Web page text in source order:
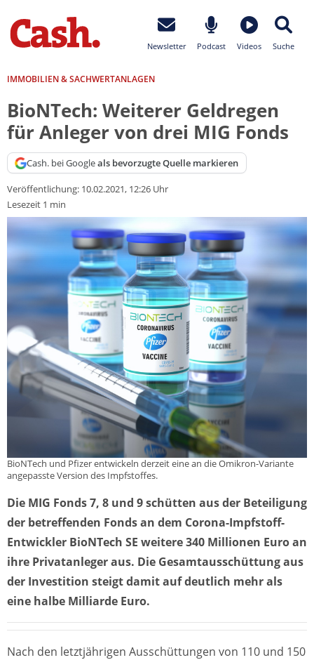
Newsletter Podcast Videos Suche
IMMOBILIEN & SACHWERTANLAGEN
BioNTech: Weiterer Geldregen
für Anleger von drei MIG Fonds
Cash. bei Googleals bevorzugte Quelle markieren
Veröffentlichung: 10.02.2021, 12:26 Uhr
Lesezeit 1 min
BioNTech und Pfizer entwickeln derzeit eine an die Omikron-Variante
angepasste Version des Impfstoffes.
Die MIG Fonds 7, 8 und 9 schütten aus der Beteiligung
der betreffenden Fonds an dem Corona-Impfstoff-
Entwickler BioNTech SE weitere 340 Millionen Euro an
ihre Privatanleger aus. Die Gesamtausschüttung aus
der Investition steigt damit auf deutlich mehr als
eine halbe Milliarde Euro.
Nach den letztjährigen Ausschüttungen von 110 und 150